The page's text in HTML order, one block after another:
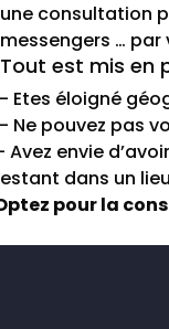
une consultation
messengers … par
Tout est mis en
Etes éloigné
Ne pouvez pas
Avez envie
dans un
pour la